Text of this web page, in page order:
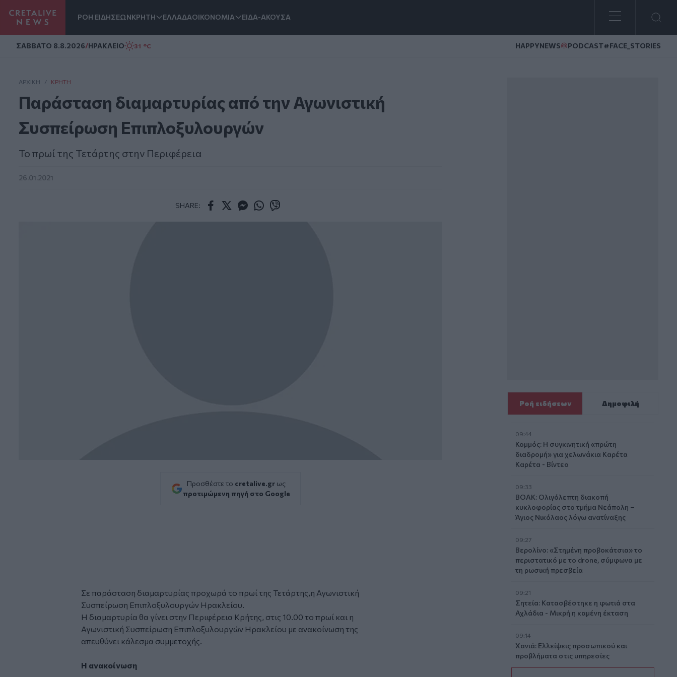
ΡΟΗ ΕΙΔΗΣΕΩΝΚΡΗΤΗ ΕΛΛΑΔΑΟΙΚΟΝΟΜΙΑ ΕΙΔΑ-ΑΚΟΥΣΑ
ΣAΒΒΑΤΟ 8.8.2026/ΗΡΑΚΛΕΙΟ 31 °C HAPPYNEWS PODCAST#FACE_STORIES
ΑΡΧΙΚΗ / ΚΡΉΤΗ
Παράσταση διαμαρτυρίας από την Αγωνιστική
Συσπείρωση Επιπλοξυλουργών
Το πρωί της Τετάρτης στην Περιφέρεια
26.01.2021
SHARE:
Προσθέστε το cretalive.gr ως
προτιμώμενη πηγή στο Google
Σε παράσταση διαμαρτυρίας προχωρά το πρωί της Τετάρτης,η Αγωνιστική
Συσπείρωση Επιπλοξυλουργών Ηρακλείου.
Η διαμαρτυρία θα γίνει στην Περιφέρεια Κρήτης, στις 10.00 το πρωί και η
Αγωνιστική Συσπείρωση Επιπλοξυλουργών Ηρακλείου με ανακοίνωση της
απευθύνει κάλεσμα συμμετοχής.
Η ανακοίνωση
Ροή ειδήσεων Δημοφιλή
09:44
Κομμός: Η συγκινητική «πρώτη
διαδρομή» για χελωνάκια Καρέτα
Καρέτα - Βίντεο
09:33
ΒΟΑΚ: Ολιγόλεπτη διακοπή
κυκλοφορίας στο τμήμα Νεάπολη –
Άγιος Νικόλαος λόγω ανατίναξης
09:27
Βερολίνο: «Στημένη προβοκάτσια» το
περιστατικό με το drone, σύμφωνα με
τη ρωσική πρεσβεία
09:21
Σητεία: Κατασβέστηκε η φωτιά στα
Αχλάδια - Μικρή η καμένη έκταση
09:14
Χανιά: Ελλείψεις προσωπικού και
προβλήματα στις υπηρεσίες
καθαριότητας